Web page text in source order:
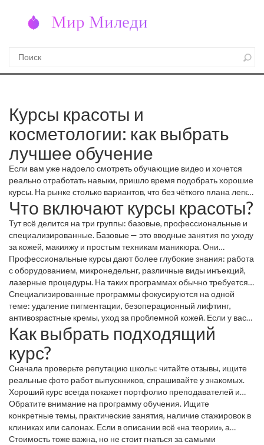
Курсы красоты и
косметологии: как выбрать
лучшее обучение
Если вам уже надоело смотреть обучающие видео и хочется
реально отработать навыки, пришло время подобрать хорошие
курсы. На рынке столько вариантов, что без чёткого плана легко
запутаться. Давайте разберём, какие типы курсов существуют,
на что обращать внимание и где искать настоящих экспертов.
Что включают курсы красоты?
Тут всё делится на три группы: базовые, профессиональные и
специализированные. Базовые — это вводные занятия по уходу
за кожей, макияжу и простым техникам маникюра. Они
подойдут тем, кто только начинает и хочет понять, что делать в
домашних условиях.
Профессиональные курсы дают более глубокие знания: работа
с оборудованием, микронедельнг, различные виды инъекций,
лазерные процедуры. На таких программах обычно требуется
сертификат и иногда наличие медицинского образования, но
бывают и исключения, когда обучение открыто для широкого
круга.
Специализированные программы фокусируются на одной
теме: удаление пигментации, безоперационный лифтинг,
антивозрастные кремы, уход за проблемной кожей. Если у вас
уже есть базовые навыки, такие курсы помогут стать экспертом
в узкой нише и увеличить доход.
Как выбрать подходящий
курс?
Сначала проверьте репутацию школы: читайте отзывы, ищите
реальные фото работ выпускников, спрашивайте у знакомых.
Хороший курс всегда покажет портфолио преподавателей и
даст возможность посмотреть, какие методики используются.
Обратите внимание на программу обучения. Ищите
конкретные темы, практические занятия, наличие стажировок в
клиниках или салонах. Если в описании всё «на теории», а
практики нет — это повод задуматься.
Стоимость тоже важна, но не стоит гнаться за самыми